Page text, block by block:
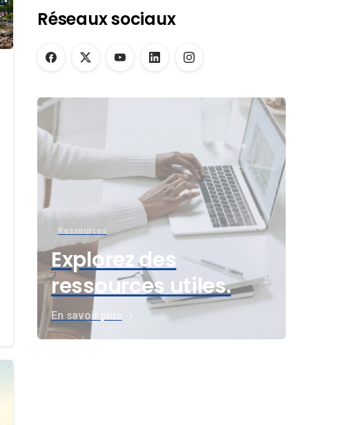
Réseaux sociaux
Ressources
Explorez des
ressources utiles.
En savoir plus